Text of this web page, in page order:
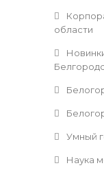
области
Умный
Наука